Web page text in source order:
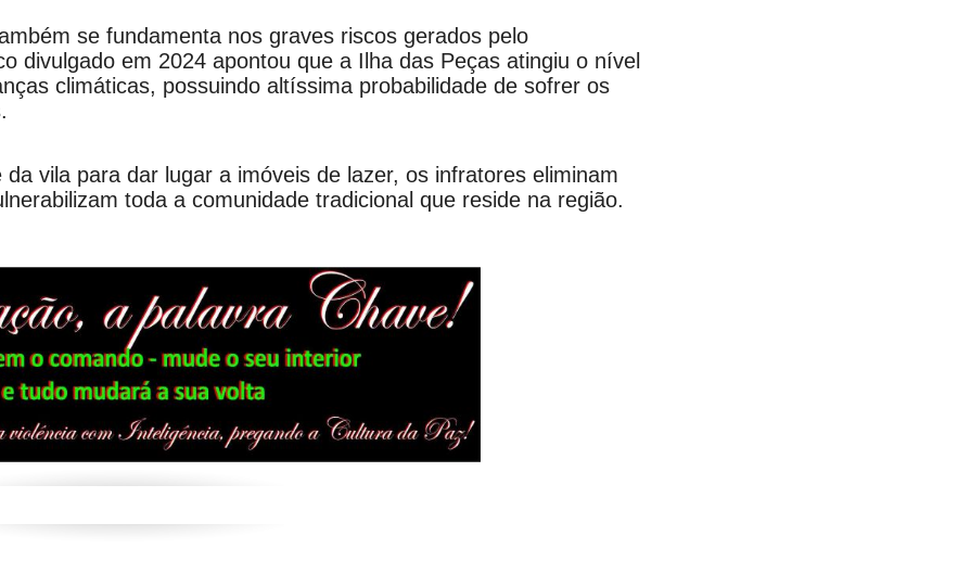
se fundamenta nos graves riscos gerados pelo
divulgado em 2024 apontou que a Ilha das Peças atingiu o nível
climáticas, possuindo altíssima probabilidade de sofrer os
vila para dar lugar a imóveis de lazer, os infratores eliminam
toda a comunidade tradicional que reside na região.